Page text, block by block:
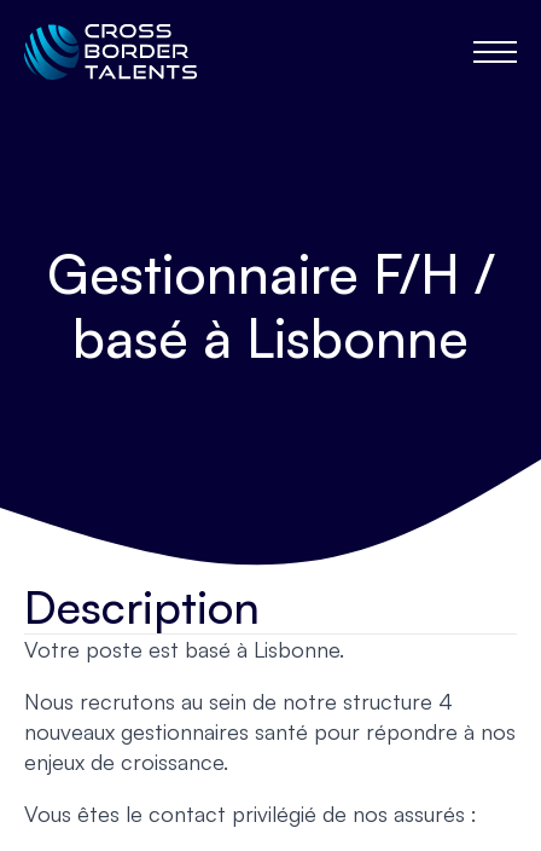
Gestionnaire F/H /
basé à Lisbonne
Description
Votre poste est basé à Lisbonne.
Nous recrutons au sein de notre structure 4
nouveaux gestionnaires santé pour répondre à nos
enjeux de croissance.
Vous êtes le contact privilégié de nos assurés :